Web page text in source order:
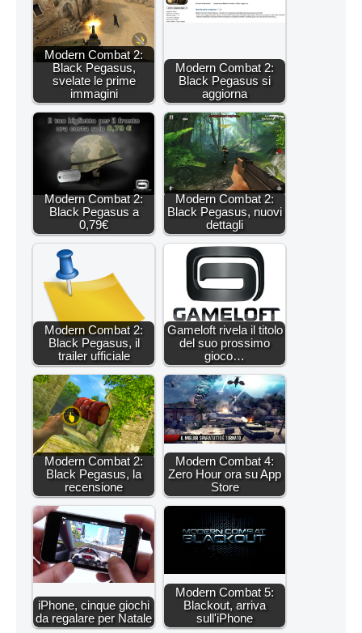
Modern Combat 2:
Black Pegasus,
svelate le prime
immagini
Modern Combat 2:
Black Pegasus si
aggiorna
Modern Combat 2:
Black Pegasus a
0,79€
Modern Combat 2:
Black Pegasus, nuovi
dettagli
Modern Combat 2:
Black Pegasus, il
trailer ufficiale
Gameloft rivela il titolo
del suo prossimo
gioco…
Modern Combat 2:
Black Pegasus, la
recensione
Modern Combat 4:
Zero Hour ora su App
Store
iPhone, cinque giochi
da regalare per Natale
Modern Combat 5:
Blackout, arriva
sull'iPhone